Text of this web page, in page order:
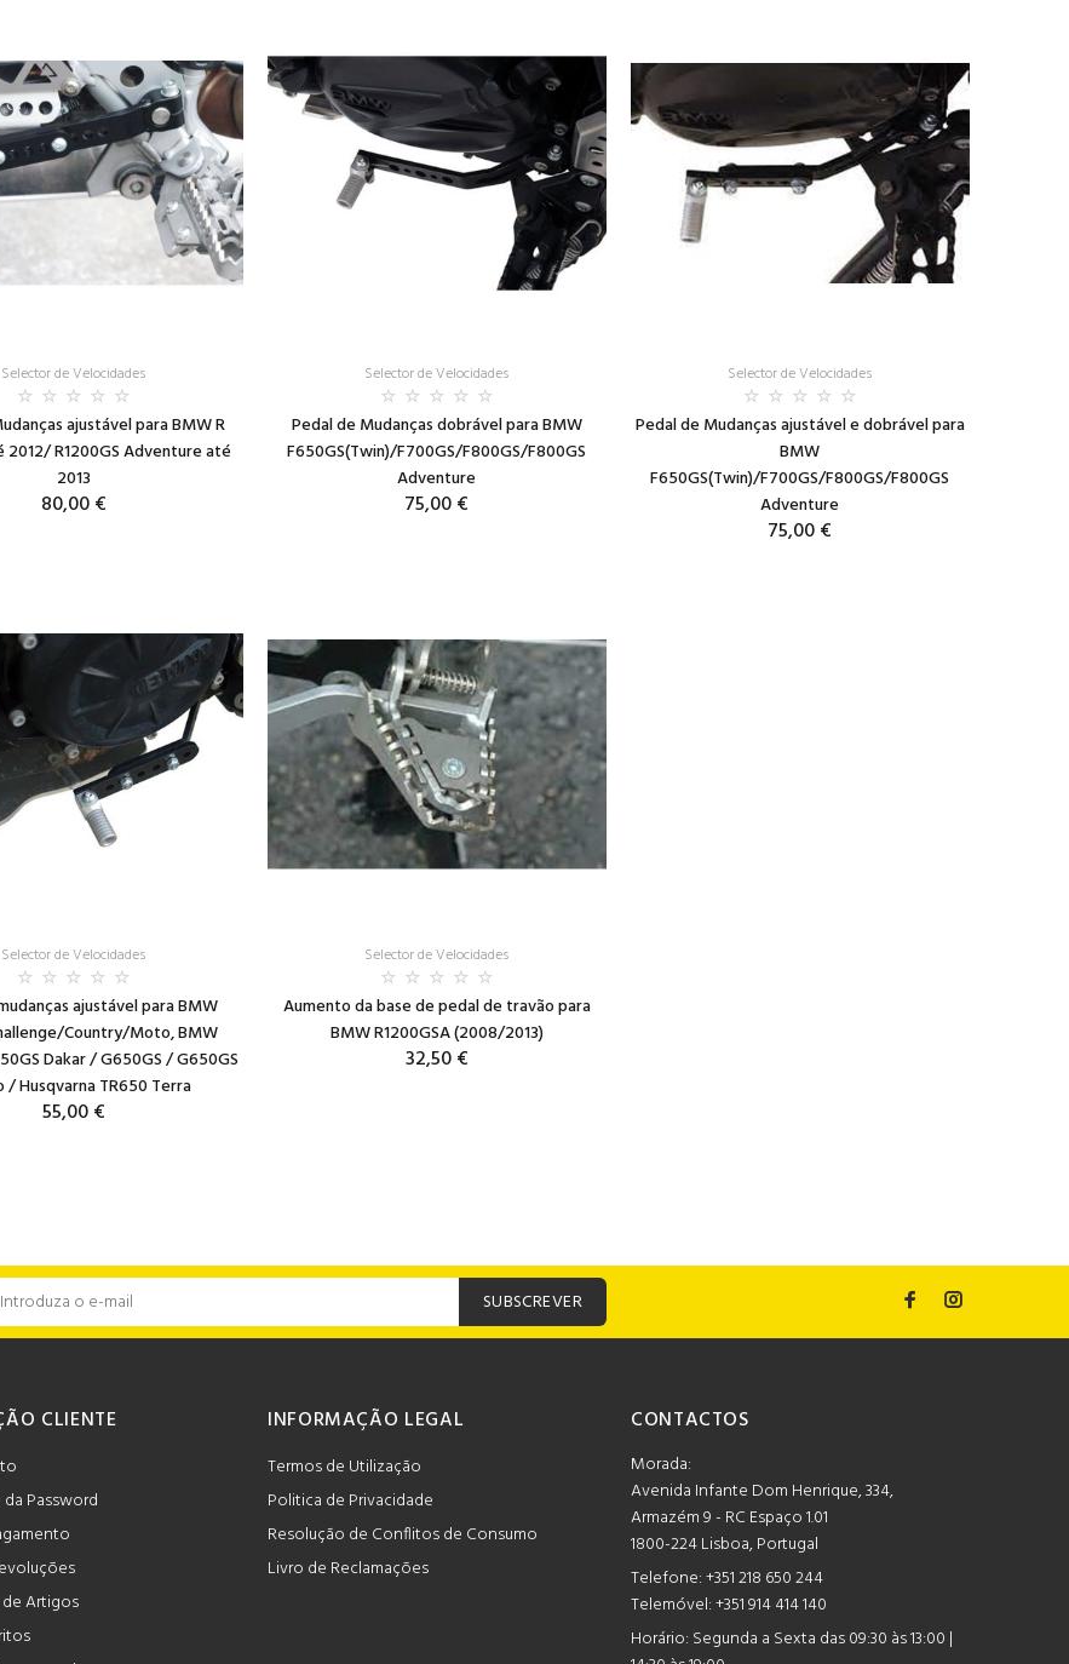
Selector de Velocidades
ajustável para BMW R
2012/ R1200GS Adventure até
2013
80,00 €
Selector de Velocidades
Pedal de Mudanças dobrável para BMW
F650GS(Twin)/F700GS/F800GS/F800GS
Adventure
75,00 €
Selector de Velocidades
Pedal de Mudanças ajustável e dobrável para
BMW
F650GS(Twin)/F700GS/F800GS/F800GS
Adventure
75,00 €
Selector de Velocidades
ajustável para BMW
Country/Moto, BMW
Dakar / G650GS / G650GS
/ Husqvarna TR650 Terra
55,00 €
Selector de Velocidades
Aumento da base de pedal de travão para
BMW R1200GSA (2008/2013)
32,50 €
SUBSCREVER
CLIENTE
Password
Artigos
INFORMAÇÃO LEGAL
Termos de Utilização
Politica de Privacidade
Resolução de Conflitos de Consumo
Livro de Reclamações
CONTACTOS
Morada:
Avenida Infante Dom Henrique, 334,
Armazém 9 - RC Espaço 1.01
1800-224 Lisboa, Portugal
Telefone:+351 218 650 244
Telemóvel: +351 914 414 140
Horário: Segunda a Sexta das 09:30 às 13:00 |